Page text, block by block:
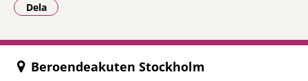
Dela
- Klicka för att öppna delningsalternativ.
Beroendeakuten Stockholm